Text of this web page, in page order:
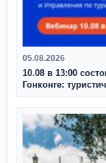
05.08.2026
10.08 в 13:00
Гонконге: